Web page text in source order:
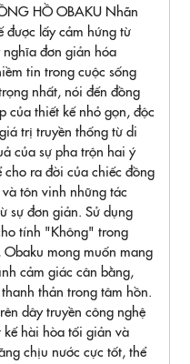
HỒ OBAKU Nhãn
được lấy cảm hứng từ
đơn giản hóa
tin trong cuộc sống
nhất, nói đến đồng
của thiết kế nhỏ gọn, độc
trị truyền thống từ di
của sự pha trộn hai ý
ra đời của chiếc đồng
tôn vinh những tác
sự đơn giản. Sử dụng
tính "Không" trong
mong muốn mang
cảm giác cân bằng,
thản trong tâm hồn.
dây truyền công nghệ
hài hòa tối giản và
chịu nước cực tốt, thể